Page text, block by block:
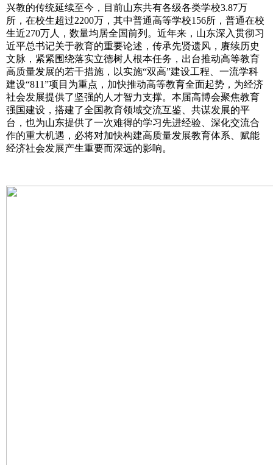
兴教的传统延续至今，目前山东共有各级各类学校3.87万
所，在校生超过2200万，其中普通高等学校156所，普通在校
生近270万人，数量均居全国前列。近年来，山东深入贯彻习
近平总书记关于教育的重要论述，传承先贤遗风，赓续历史
文脉，紧紧围绕落实立德树人根本任务，出台推动高等教育
高质量发展的若干措施，以实施“双高”建设工程、一流学科
建设“811”项目为重点，加快推动高等教育全面起势，为经济
社会发展提供了坚强的人才智力支撑。本届高博会聚焦教育
强国建设，搭建了全国教育领域交流互鉴、共谋发展的平
台，也为山东提供了一次难得的学习先进经验、深化交流合
作的重大机遇，必将对加快构建高质量发展教育体系、赋能
经济社会发展产生重要而深远的影响。